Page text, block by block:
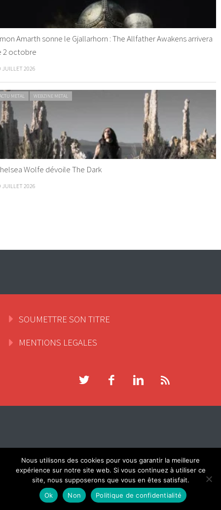
Amarth sonne le Gjallarhorn : The Allfather Awakens arrivera
2 octobre
JUILLET 2026
METAL WEBZINE METAL
Wolfe dévoile The Dark
JUILLET 2026
SOUMETTRE SON TITRE
MENTIONS LEGALES
Connexion
Identifiant ou adresse e-mail
Nous utilisons des cookies pour vous garantir la meilleure
expérience sur notre site web. Si vous continuez à utiliser ce
site, nous supposerons que vous en êtes satisfait.
Ok
Non Politique de confidentialité